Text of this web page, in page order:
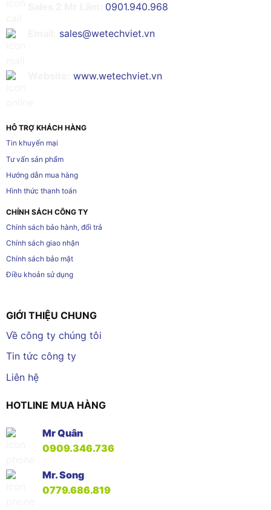
0901.940.968
sales@wetechviet.vn
www.wetechviet.vn
HỖ TRỢ KHÁCH HÀNG
Tin khuyến mại
Tư vấn sản phẩm
Hướng dẫn mua hàng
Hình thức thanh toán
CHÍNH SÁCH CÔNG TY
Chính sách bảo hành, đổi trả
Chính sách giao nhận
Chính sách bảo mật
Điều khoản sử dụng
GIỚI THIỆU CHUNG
Về công ty chúng tôi
Tin tức công ty
Liên hệ
HOTLINE MUA HÀNG
Mr Quân
0909.346.736
Mr. Song
0779.686.819